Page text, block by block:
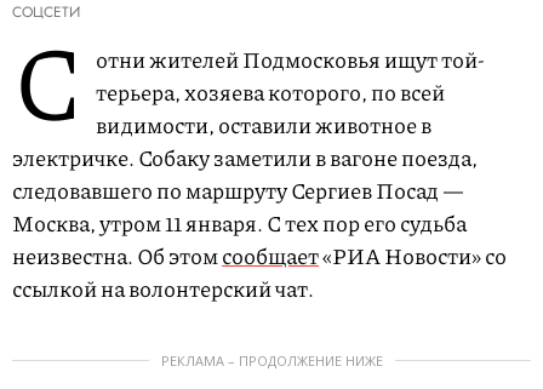
СОЦСЕТИ
С
отни жителей Подмосковья ищут той-
терьера, хозяева которого, по всей
видимости, оставили животное в
электричке. Собаку заметили в вагоне поезда,
следовавшего по маршруту Сергиев Посад —
Москва, утром 11 января. С тех пор его судьба
неизвестна. Об этомсообщает«РИА Новости» со
ссылкой на волонтерский чат.
РЕКЛАМА – ПРОДОЛЖЕНИЕ НИЖЕ